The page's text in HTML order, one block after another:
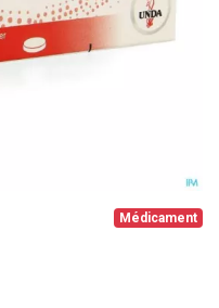
Médicament